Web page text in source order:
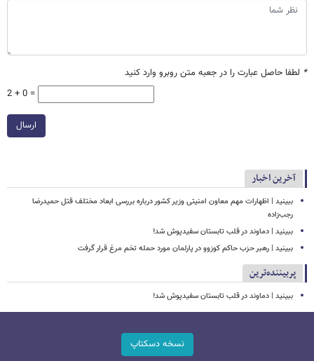
* لطفا حاصل عبارت را در جعبه متن روبرو وارد کنید
2 + 0 =
ارسال
آخرین اخبار
ببینید | اظهارات مهم معاون امنیتی وزیر کشور درباره بررسی ابعاد مختلف قتل حمیدرضا
رجب‌زاده
ببینید | دماوند در قلب تابستان سفیدپوش شد!
ببینید | رهبر حزب حاکم کوزوو در پارلمان مورد حمله تخم مرغ قرار گرفت
پربیننده‌ترین
ببینید | دماوند در قلب تابستان سفیدپوش شد!
نسخه دسکتاپ